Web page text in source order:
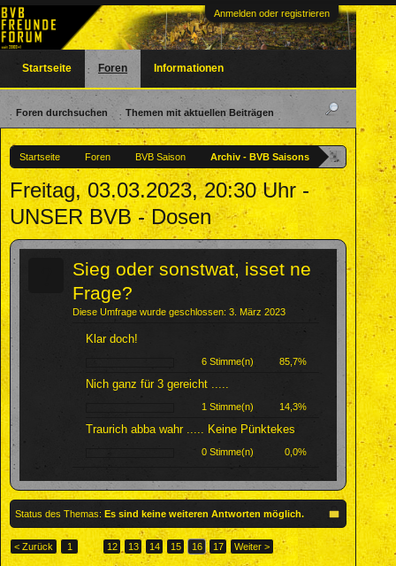
Anmelden oder registrieren
Startseite Foren BVB Saison Archiv - BVB Saisons
Freitag, 03.03.2023, 20:30 Uhr -
UNSER BVB - Dosen
Sieg oder sonstwat, isset ne
Frage?
Diese Umfrage wurde geschlossen: 3. März 2023
Klar doch!
6 Stimme(n) 85,7%
Nich ganz für 3 gereicht .....
1 Stimme(n) 14,3%
Traurich abba wahr ..... Keine Pünktekes
0 Stimme(n) 0,0%
Status des Themas: Es sind keine weiteren Antworten möglich.
< Zurück 1 ← 12 13 14 15 16 17 Weiter >
Startseite Foren
Foren durchsuchen Themen mit aktuellen Beiträgen
Informationen